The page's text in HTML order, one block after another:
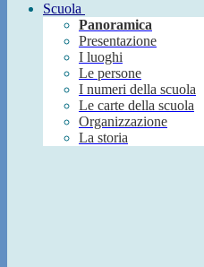
Scuola
Panoramica
Presentazione
I luoghi
Le persone
I numeri della scuola
Le carte della scuola
Organizzazione
La storia